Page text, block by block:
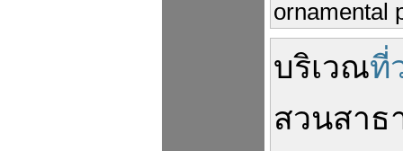
ornamental
บริเวณที่
สวนสาธ